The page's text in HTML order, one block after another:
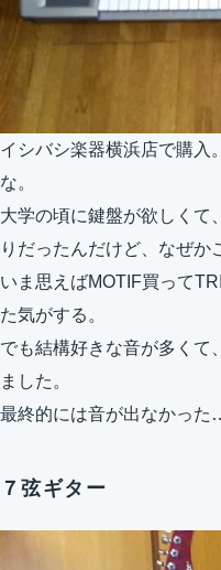
イシバシ楽器横浜店で購入
な。
大学の頃に鍵盤が欲しくて
りだったんだけど、なぜか
いま思えばMOTIF買って
た気がする。
でも結構好きな音が多くて
ました。
最終的には音が出なかった
７弦ギター